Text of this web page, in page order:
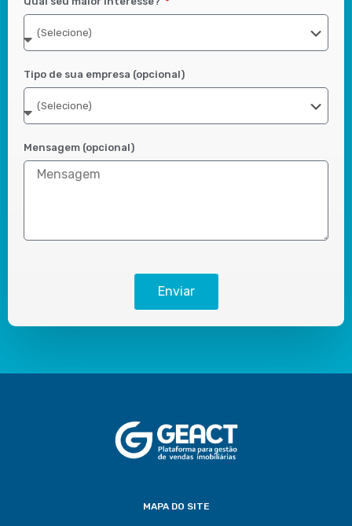
Tipo de sua empresa (opcional)
Mensagem (opcional)
Enviar
MAPA DO SITE